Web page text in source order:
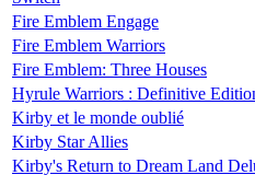
Fire Emblem Engage
Fire Emblem Warriors
Fire Emblem: Three Houses
Hyrule Warriors : Definitive
Kirby et le monde oublié
Kirby Star Allies
Kirby's Return to Dream Land